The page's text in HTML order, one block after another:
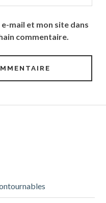
mail et mon site dans
commentaire.